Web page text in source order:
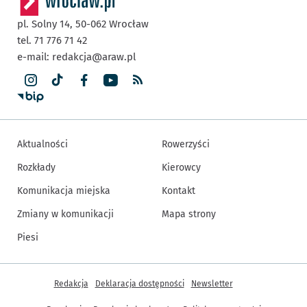
pl. Solny 14, 50-062 Wrocław
tel. 71 776 71 42
e-mail: redakcja@araw.pl
Aktualności
Rozkłady
Komunikacja miejska
Zmiany w komunikacji
Piesi
Rowerzyści
Kierowcy
Kontakt
Mapa strony
Inne informacje
Redakcja Deklaracja dostępności Newsletter